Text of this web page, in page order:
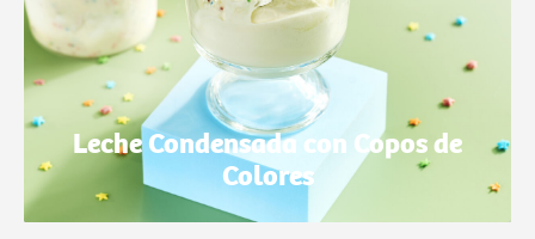
Leche Condensada con Copos de
Colores